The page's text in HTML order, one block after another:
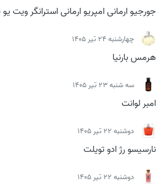
جورجیو ارمانی امپریو ارمانی استرانگر ویت یو
چهارشنبه 24 تیر 1405
هرمس بارنیا
سه شنبه 23 تیر 1405
امبر لوانت
دوشنبه 22 تیر 1405
نارسیسو رژ ادو تویلت
دوشنبه 22 تیر 1405